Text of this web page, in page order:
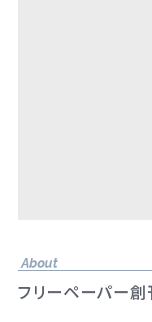
About
フリーペーパー